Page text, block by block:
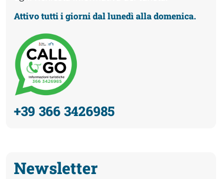
Attivo tutti i giorni dal lunedì alla domenica.
+39 366 3426985
Newsletter